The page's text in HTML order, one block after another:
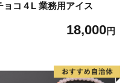
ョコ４L 業務用アイス
18,000円